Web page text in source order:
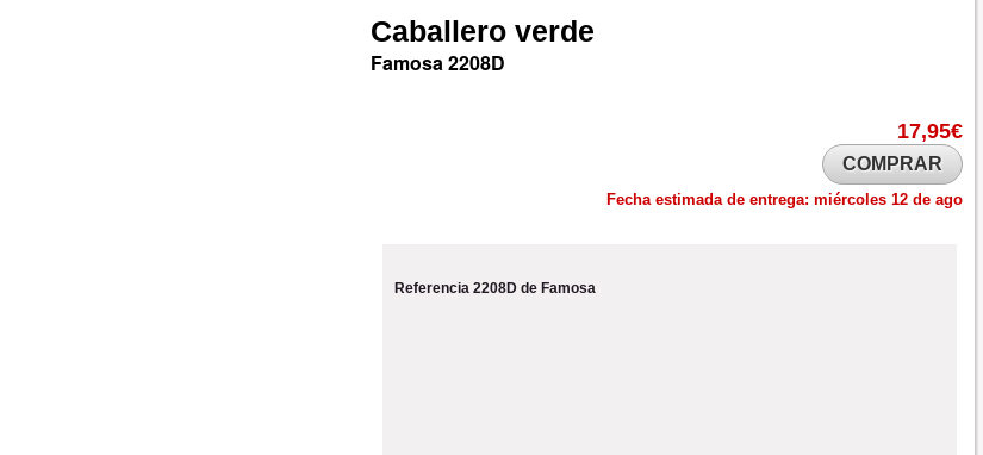
Caballero verde
Famosa 2208D
17,95€
COMPRAR
Fecha estimada de entrega: miércoles 12 de ago
Referencia 2208D de Famosa